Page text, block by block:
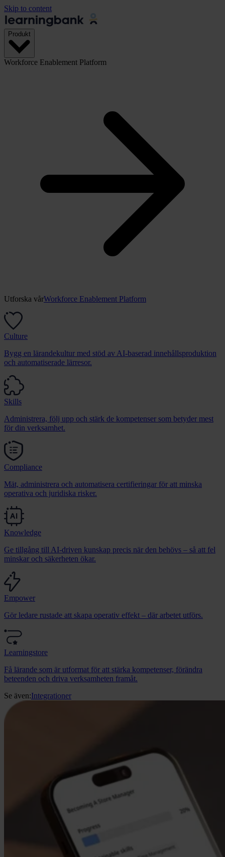
Skip to content
Produkt
Workforce Enablement Platform
Utforska vårWorkforce Enablement Platform
Culture
Bygg en lärandekultur med stöd av AI-baserad innehållsproduktion
och automatiserade lärresor.
Skills
Administrera, följ upp och stärk de kompetenser som betyder mest
för din verksamhet.
Compliance
Mät, administrera och automatisera certifieringar för att minska
operativa och juridiska risker.
Knowledge
Ge tillgång till AI-driven kunskap precis när den behövs – så att fel
minskar och säkerheten ökar.
Empower
Gör ledare rustade att skapa operativ effekt – där arbetet utförs.
Learningstore
Få lärande som är utformat för att stärka kompetenser, förändra
beteenden och driva verksamheten framåt.
Se även:Integrationer